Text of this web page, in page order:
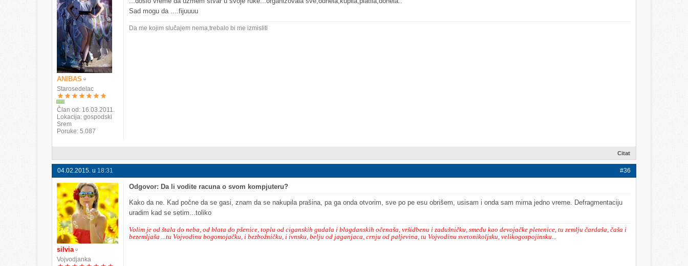
ANIBAS
Starosedelac
Član od
16.03.2011.
Lokacija gospodski
Srem
Poruke 5.087
Sad mogu da ....fijuuuu
Da me kojim slučajem nema,trebalo bi me izmisliti
Citat
04.02.2015. u 18:31 #36
silvia
Vojvodjanka
Odgovor: Da li vodite racuna o svom kompjuteru?
Kako da ne. Kad počne da se gasi, znam da se nakupila prašina, pa ga onda otvorim, sve po pe esu obrišem, usisam i onda sam mirna jedno vreme. Defragmentaciju
uradim kad se setim...toliko
Volim je od štala do neba, od blata do pšenice, toplu od ciganskih gudala i blagdanskih očenaša, vršidbenu i zadušničku, smeđu kao devojačke pletenice, tu zemlju čardaša, čaša i
bezemljaša ...tu Vojvodinu bogomojačku, i bezbožničku, i ivnsku, belju od jaganjaca, crnju od paljevina, tu Vojvodinu svetonikoljsku, velikogospojinsku...